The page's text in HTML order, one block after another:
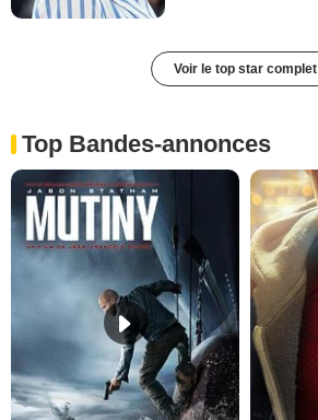
Voir le top star complet
Top Bandes-annonces